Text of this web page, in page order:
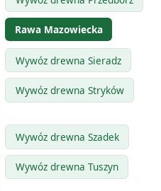
Rawa Mazowiecka
Wywóz drewna Sieradz
Wywóz drewna Stryków
Wywóz drewna Szadek
Wywóz drewna Tuszyn